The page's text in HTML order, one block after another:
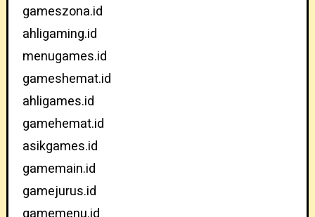
gameszona.id
ahligaming.id
menugames.id
gameshemat.id
ahligames.id
gamehemat.id
asikgames.id
gamemain.id
gamejurus.id